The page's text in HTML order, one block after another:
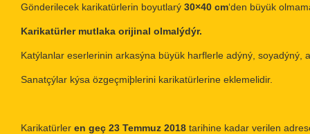
Gönderilecek karikatürlerin boyutlarý 30×40 cm‘den büyük
Karikatürler mutlaka orijinal olmalýdýr.
Katýlanlar eserlerinin arkasýna büyük harflerle adýný, soyadýný,
Sanatçýlar kýsa özgeçmiþlerini karikatürlerine eklemelidir.
Karikatürler en geç 23 Temmuz 2018 tarihine kadar verilen